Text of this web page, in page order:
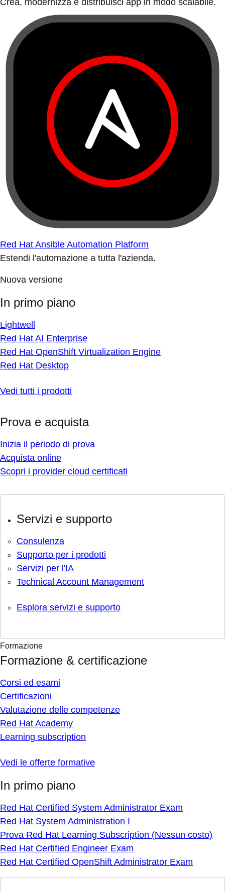
Crea, modernizza e distribuisci app in modo scalabile.
Red Hat Ansible Automation Platform
Estendi l'automazione a tutta l'azienda.
Nuova versione
In primo piano
Lightwell
Red Hat AI Enterprise
Red Hat OpenShift Virtualization Engine
Red Hat Desktop
Vedi tutti i prodotti
Prova e acquista
Inizia il periodo di prova
Acquista online
Scopri i provider cloud certificati
Servizi e supporto
Consulenza
Supporto per i prodotti
Servizi per l'IA
Technical Account Management
Esplora servizi e supporto
Formazione
Formazione & certificazione
Corsi ed esami
Certificazioni
Valutazione delle competenze
Red Hat Academy
Learning subscription
Vedi le offerte formative
In primo piano
Red Hat Certified System Administrator Exam
Red Hat System Administration I
Prova Red Hat Learning Subscription (Nessun costo)
Red Hat Certified Engineer Exam
Red Hat Certified OpenShift Administrator Exam